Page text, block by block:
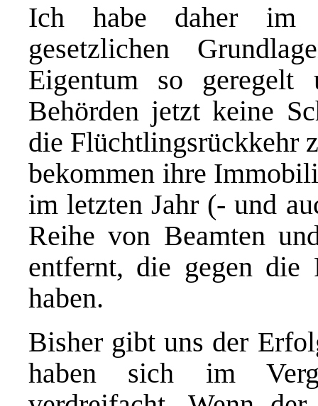
Ich habe daher im
gesetzlichen
Eigentum so geregelt
Behörden jetzt keine
die Flüchtlingsrückkehr
bekommen ihre
im letzten Jahr (- und
Reihe von Beamten
entfernt, die gegen die
haben.
Bisher gibt uns der
haben sich im